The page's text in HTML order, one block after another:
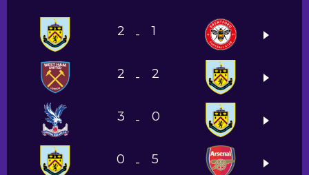
2 - 1
2 - 2
3 - 0
0 - 5